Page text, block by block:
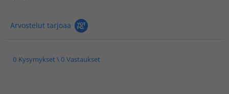
Arvostelut tarjoaa
0 Kysymykset \ 0 Vastaukset